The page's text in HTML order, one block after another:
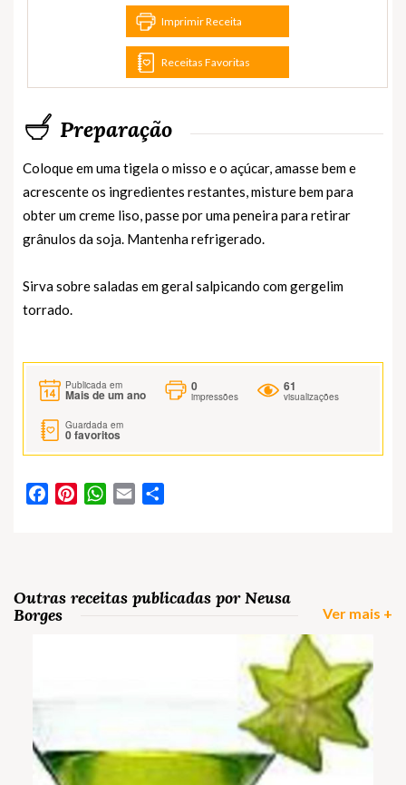
Imprimir Receita
Receitas Favoritas
Preparação
Coloque em uma tigela o misso e o açúcar, amasse bem e
acrescente os ingredientes restantes, misture bem para
obter um creme liso, passe por uma peneira para retirar
grânulos da soja. Mantenha refrigerado.
Sirva sobre saladas em geral salpicando com gergelim
torrado.
Publicada em
Mais de um ano
0
impressões
61
visualizações
Guardada em
0favoritos
FacebookPinterestWhatsApp
Email
Outras receitas publicadas por Neusa
Borges
Ver mais +